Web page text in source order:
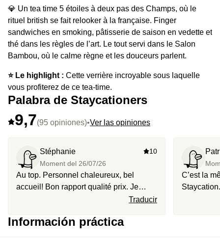
💎 Un tea time 5 étoiles à deux pas des Champs, où le
rituel british se fait relooker à la française. Finger
sandwiches en smoking, pâtisserie de saison en vedette et
thé dans les règles de l’art. Le tout servi dans le Salon
Bambou, où le calme règne et les douceurs parlent.
⭐️ Le highlight : Cette verrière incroyable sous laquelle
vous profiterez de ce tea-time.
Palabra de Staycationers
9,7(95 opiniones)•Ver las opiniones
Stéphanie
Moment del 26/07/26
10
Au top. Personnel chaleureux, bel
accueil! Bon rapport qualité prix. Je
Traducir
C’est la
Información práctica